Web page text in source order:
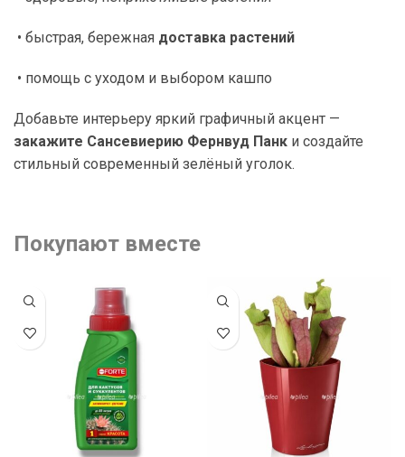
• быстрая, бережная доставка растений
• помощь с уходом и выбором кашпо
Добавьте интерьеру яркий графичный акцент —
закажите Сансевиерию Фернвуд Панк и создайте
стильный современный зелёный уголок.
Покупают вместе